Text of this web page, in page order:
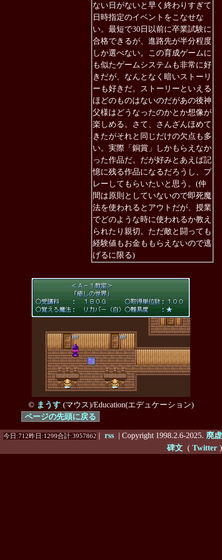
ない日がないと早く終わりすぎて
日時指定のイベントをこなせな
い。最短で30日以前に卒業試験に
合格できるが、進路先が半分程度
しか選べない。この育成ゲームに
も似たゲームシステムも非常に好
きだが、なんとなく暗いストーリ
ーも好きだ。ストーリーといえる
ほどのものはないのだがあの後神
父様はどうなったのかとか想像が
楽しめる。さて、さんざんほめて
きたがそれと同じだけの欠点も多
い。実際「銅賞」しかもらえなか
った作品だ。だが好みとあえば記
憶に残る作品になるだろうし、プ
レーしてもらいたいと思う。(仲
間は原則としていないので即死魔
法を使われるとアウトだが、授業
でどのような時に使われるか教え
られたり親切。ただ敵と闘っても
経験値もお金ももらえないので逃
げるに限る)
© まうす (マウス)/Education(エデュケーション)
ページの先頭に戻る
今日:712昨日:1299合計:3957862 | rss | Copyright 1998.2.6-2025. 廃虚
碑文 ( Twitter )